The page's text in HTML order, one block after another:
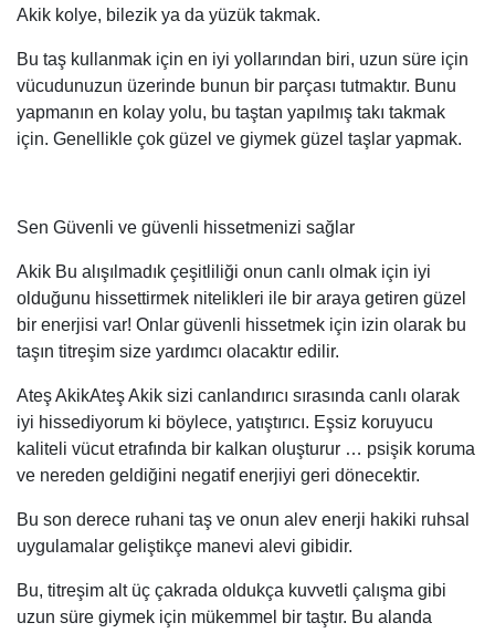
Akik kolye, bilezik ya da yüzük takmak.
Bu taş kullanmak için en iyi yollarından biri, uzun süre için
vücudunuzun üzerinde bunun bir parçası tutmaktır. Bunu
yapmanın en kolay yolu, bu taştan yapılmış takı takmak
için. Genellikle çok güzel ve giymek güzel taşlar yapmak.
Sen Güvenli ve güvenli hissetmenizi sağlar
Akik Bu alışılmadık çeşitliliği onun canlı olmak için iyi
olduğunu hissettirmek nitelikleri ile bir araya getiren güzel
bir enerjisi var! Onlar güvenli hissetmek için izin olarak bu
taşın titreşim size yardımcı olacaktır edilir.
Ateş AkikAteş Akik sizi canlandırıcı sırasında canlı olarak
iyi hissediyorum ki böylece, yatıştırıcı. Eşsiz koruyucu
kaliteli vücut etrafında bir kalkan oluşturur … psişik koruma
ve nereden geldiğini negatif enerjiyi geri dönecektir.
Bu son derece ruhani taş ve onun alev enerji hakiki ruhsal
uygulamalar geliştikçe manevi alevi gibidir.
Bu, titreşim alt üç çakrada oldukça kuvvetli çalışma gibi
uzun süre giymek için mükemmel bir taştır. Bu alanda